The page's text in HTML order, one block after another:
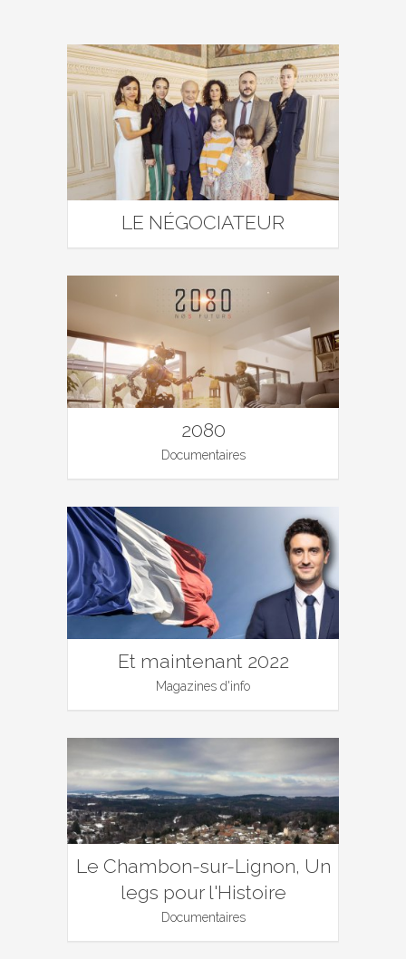
LE NÉGOCIATEUR
2080
Documentaires
Et maintenant 2022
Magazines d'info
Le Chambon-sur-Lignon, Un
legs pour l'Histoire
Documentaires